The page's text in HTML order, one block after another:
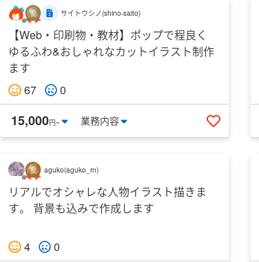
サイトウシノ(shino-saito)
【Web・印刷物・教材】ポップで程良く
ゆるふわ&おしゃれなカットイラスト制作
ます
67
0
15,000円~ 業務内容 いいねする
aguko(aguko_rn)
リアルでオシャレな人物イラスト描きま
す。 背景も込みで作成します
4 0